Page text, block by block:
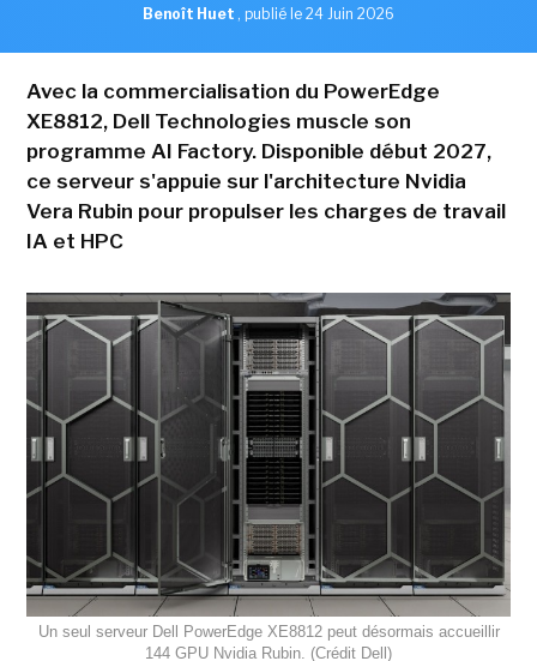
Benoît Huet , publié le 24 Juin 2026
Avec la commercialisation du PowerEdge
XE8812, Dell Technologies muscle son
programme AI Factory. Disponible début 2027,
ce serveur s'appuie sur l'architecture Nvidia
Vera Rubin pour propulser les charges de travail
IA et HPC
Un seul serveur Dell PowerEdge XE8812 peut désormais accueillir
144 GPU Nvidia Rubin. (Crédit Dell)